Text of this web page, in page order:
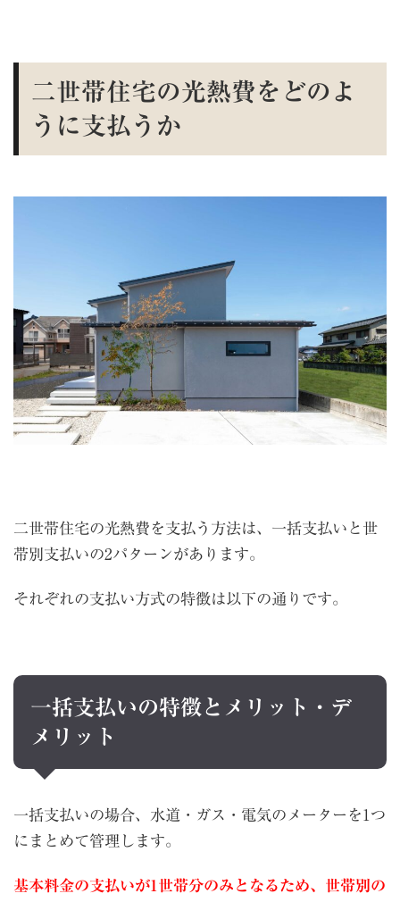
二世帯住宅の光熱費をどのよ
うに支払うか
二世帯住宅の光熱費を支払う方法は、一括支払いと世
帯別支払いの2パターンがあります。
それぞれの支払い方式の特徴は以下の通りです。
一括支払いの特徴とメリット・デ
メリット
一括支払いの場合、水道・ガス・電気のメーターを1つ
にまとめて管理します。
基本料金の支払いが1世帯分のみとなるため、世帯別の